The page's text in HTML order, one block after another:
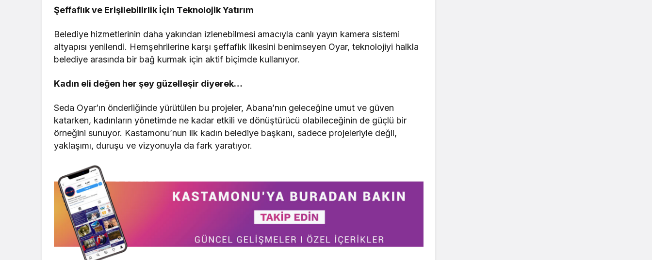
Şeffaflık ve Erişilebilirlik İçin Teknolojik Yatırım
Belediye hizmetlerinin daha yakından izlenebilmesi amacıyla canlı yayın kamera sistemi
altyapısı yenilendi. Hemşehrilerine karşı şeffaflık ilkesini benimseyen Oyar, teknolojiyi halkla
belediye arasında bir bağ kurmak için aktif biçimde kullanıyor.
Kadın eli değen her şey güzelleşir diyerek…
Seda Oyar’ın önderliğinde yürütülen bu projeler, Abana’nın geleceğine umut ve güven
katarken, kadınların yönetimde ne kadar etkili ve dönüştürücü olabileceğinin de güçlü bir
örneğini sunuyor. Kastamonu’nun ilk kadın belediye başkanı, sadece projeleriyle değil,
yaklaşımı, duruşu ve vizyonuyla da fark yaratıyor.